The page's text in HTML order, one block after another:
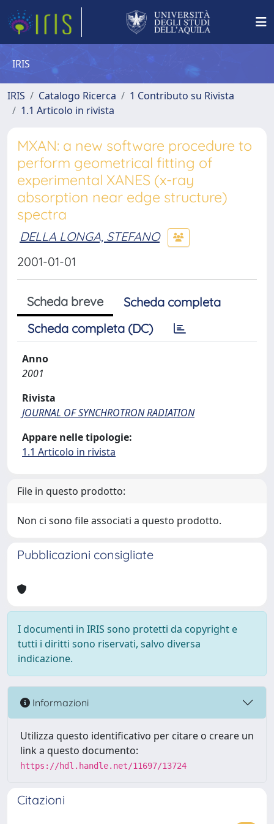
IRIS
IRIS Catalogo Ricerca
1 Contributo su Rivista
1.1 Articolo in rivista
MXAN: a new software procedure to
perform geometrical fitting of
experimental XANES (x-ray
absorption near edge structure)
spectra
DELLA LONGA, STEFANO
2001-01-01
Scheda breve
Scheda completa
Scheda completa (DC)
Anno
2001
Rivista
JOURNAL OF SYNCHROTRON RADIATION
Appare nelle tipologie:
1.1 Articolo in rivista
File in questo prodotto:
Non ci sono file associati a questo prodotto.
Pubblicazioni consigliate
I documenti in IRIS sono protetti da copyright e
tutti i diritti sono riservati, salvo diversa
indicazione.
Informazioni
Utilizza questo identificativo per citare o creare un
link a questo documento:
https://hdl.handle.net/11697/13724
Citazioni